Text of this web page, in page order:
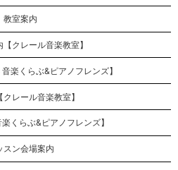
教室案内
クレール音楽教室】
楽くらぶ&ピアノフレンズ】
レール音楽教室】
くらぶ&ピアノフレンズ】
スン会場案内